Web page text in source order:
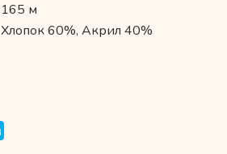
165 м
Хлопок 60%, Акрил 40%